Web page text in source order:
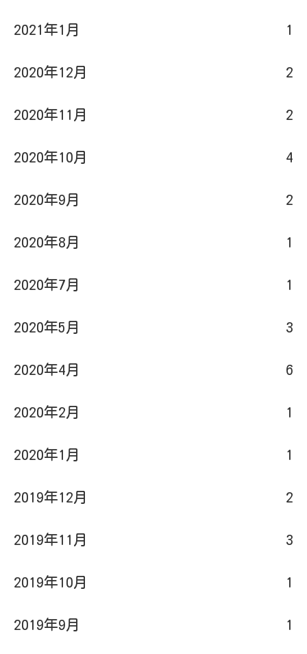
2021年1月 1
2020年12月 2
2020年11月 2
2020年10月 4
2020年9月 2
2020年8月 1
2020年7月 1
2020年5月 3
2020年4月 6
2020年2月 1
2020年1月 1
2019年12月 2
2019年11月 3
2019年10月 1
2019年9月 1